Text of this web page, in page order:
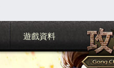
遊戲資料